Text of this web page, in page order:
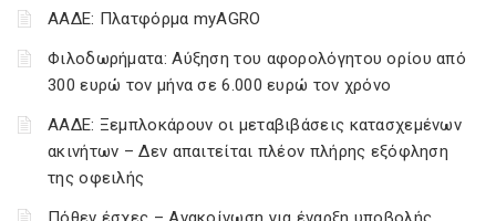
ΑΑΔΕ: Πλατφόρμα myAGRO
Φιλοδωρήματα: Αύξηση του αφορολόγητου ορίου από
300 ευρώ τον μήνα σε 6.000 ευρώ τον χρόνο
ΑΑΔΕ: Ξεμπλοκάρουν οι μεταβιβάσεις κατασχεμένων
ακινήτων – Δεν απαιτείται πλέον πλήρης εξόφληση
της οφειλής